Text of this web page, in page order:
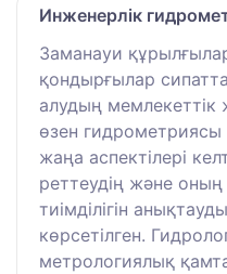
Инженерлік
Заманауи
қондырғылар
алудың мемлекеттік
өзен
жаңа аспектілері
реттеудің және
тиімділігін
көрсетілген.
метрологиялық